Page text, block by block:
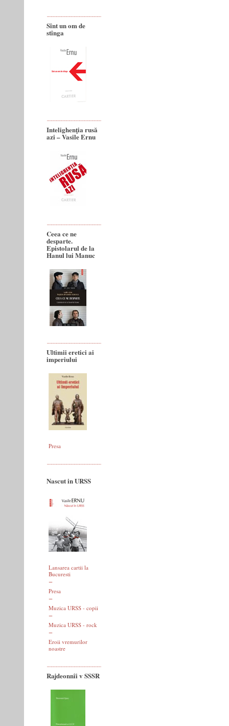
Sînt un om de
stînga
Intelighenţia rusă
azi – Vasile Ernu
Ceea ce ne
desparte.
Epistolarul de la
Hanul lui Manuc
Ultimii eretici ai
imperiului
Presa
Nascut in URSS
Lansarea cartii la
Bucuresti
Presa
Muzica URSS - copii
Muzica URSS - rock
Eroii vremurilor
noastre
Rajdeonnîi v SSSR